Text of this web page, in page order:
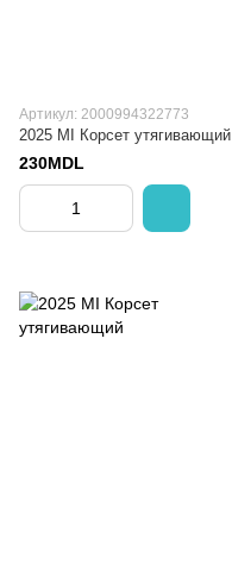
Артикул: 2000994322773
2025 MI Корсет утягивающий
230MDL